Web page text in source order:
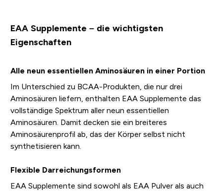
EAA Supplemente – die wichtigsten
Eigenschaften
Alle neun essentiellen Aminosäuren in einer Portion
Im Unterschied zu BCAA-Produkten, die nur drei
Aminosäuren liefern, enthalten EAA Supplemente das
vollständige Spektrum aller neun essentiellen
Aminosäuren. Damit decken sie ein breiteres
Aminosäurenprofil ab, das der Körper selbst nicht
synthetisieren kann.
Flexible Darreichungsformen
EAA Supplemente sind sowohl als EAA Pulver als auch